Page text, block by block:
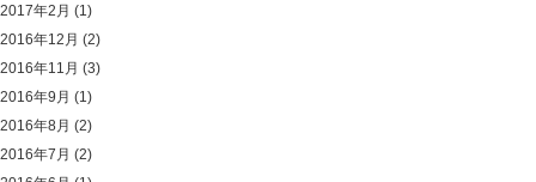
2017年2月 (1)
2016年12月 (2)
2016年11月 (3)
2016年9月 (1)
2016年8月 (2)
2016年7月 (2)